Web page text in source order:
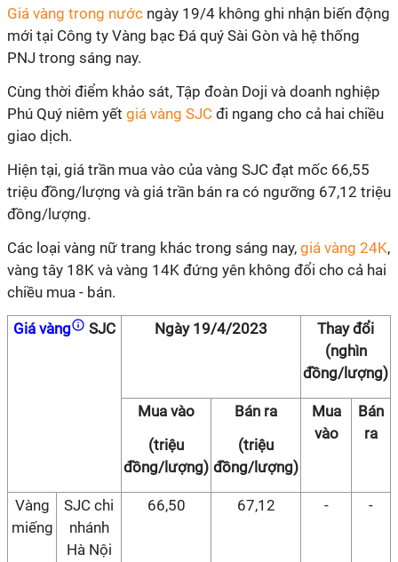
Giá vàng trong nước ngày 19/4 không ghi nhận biến động
mới tại Công ty Vàng bạc Đá quý Sài Gòn và hệ thống
PNJ trong sáng nay.
Cùng thời điểm khảo sát, Tập đoàn Doji và doanh nghiệp
Phú Quý niêm yết giá vàng SJC đi ngang cho cả hai chiều
giao dịch.
Hiện tại, giá trần mua vào của vàng SJC đạt mốc 66,55
triệu đồng/lượng và giá trần bán ra có ngưỡng 67,12 triệu
đồng/lượng.
Các loại vàng nữ trang khác trong sáng nay, giá vàng 24K,
vàng tây 18K và vàng 14K đứng yên không đổi cho cả hai
chiều mua - bán.
Giá vàng SJC Ngày 19/4/2023
Thay đổi
(nghìn
đồng/lượng)
Mua vào
(triệu
đồng/lượng)
Bán ra
(triệu
đồng/lượng)
Mua
vào
Bán
ra
Vàng
miếng
SJC chi
nhánh
Hà Nội
66,50 67,12 - -